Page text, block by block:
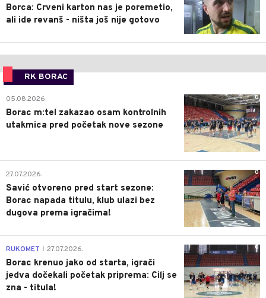
Borca: Crveni karton nas je poremetio,
ali ide revanš - ništa još nije gotovo
RK BORAC
0
05.08.2026.
Borac m:tel zakazao osam kontrolnih
utakmica pred početak nove sezone
0
27.07.2026.
Savić otvoreno pred start sezone:
Borac napada titulu, klub ulazi bez
dugova prema igračima!
0
RUKOMET 27.07.2026.
Borac krenuo jako od starta, igrači
jedva dočekali početak priprema: Cilj se
zna - titula!